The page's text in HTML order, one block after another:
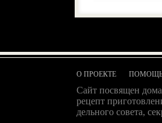
О ПРОЕКТЕ
Сайт посвящен
рецепт
дельного совета,